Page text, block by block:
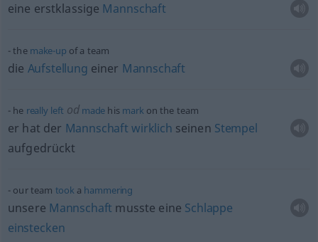
eine erstklassige Mannschaft
the make-up of a team
die Aufstellung einer Mannschaft
he really left odmade his markon the team
er hat der Mannschaft wirklich seinen Stempel
aufgedrückt
our team tooka hammering
unsere Mannschaft musste eine Schlappe
einstecken